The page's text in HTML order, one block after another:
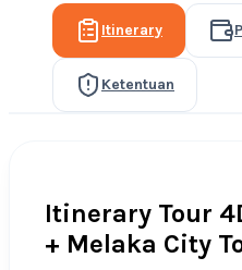
Itinerary
Ketentuan
Itinerary Tour
+ Melaka City